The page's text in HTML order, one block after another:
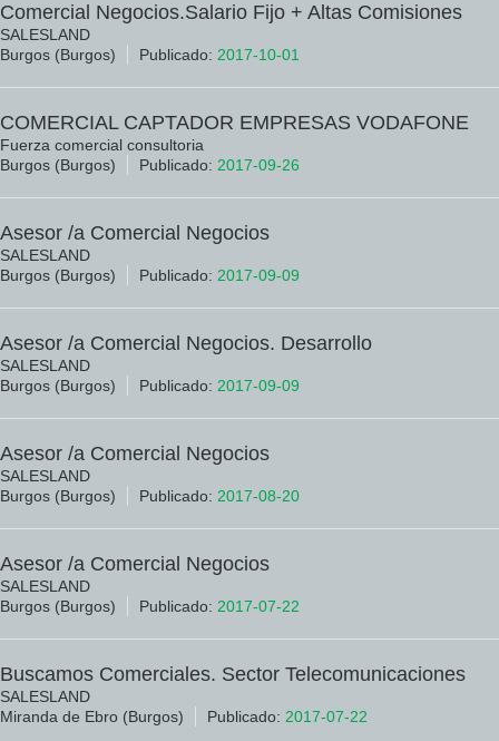
Comercial Negocios.Salario Fijo + Altas Comisiones
SALESLAND
Burgos (Burgos)
Publicado: 2017-10-01
COMERCIAL CAPTADOR EMPRESAS VODAFONE
Fuerza comercial consultoria
Burgos (Burgos)
Publicado: 2017-09-26
Asesor /a Comercial Negocios
SALESLAND
Burgos (Burgos)
Publicado: 2017-09-09
Asesor /a Comercial Negocios. Desarrollo
SALESLAND
Burgos (Burgos)
Publicado: 2017-09-09
Asesor /a Comercial Negocios
SALESLAND
Burgos (Burgos)
Publicado: 2017-08-20
Asesor /a Comercial Negocios
SALESLAND
Burgos (Burgos)
Publicado: 2017-07-22
Buscamos Comerciales. Sector Telecomunicaciones
SALESLAND
Miranda de Ebro (Burgos)
Publicado: 2017-07-22